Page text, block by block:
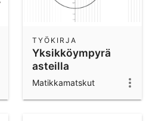
Yksikköympyrä
asteilla
TYÖKIRJA
Matikkamatskut